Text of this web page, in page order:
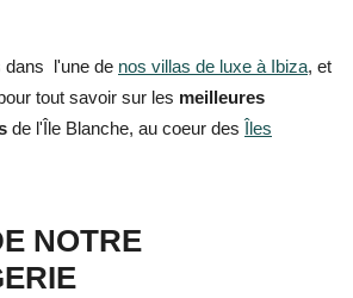
dans l'une de nos villas de luxe à Ibiza, et
tout savoir sur les meilleures
de l'Île Blanche, au coeur des Îles
NOTRE